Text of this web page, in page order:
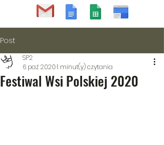
Post
Festiwal Wsi Polskiej 2020
SP2
6 paź 20201 minut(y) czytania